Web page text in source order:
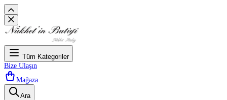
Tüm Kategoriler
Bize Ulaşın
Mağaza
Ara